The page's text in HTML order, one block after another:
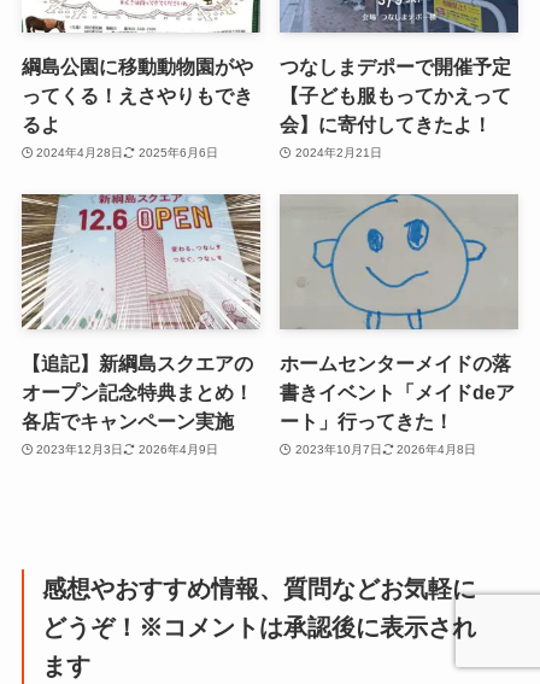
綱島公園に移動動物園がや
ってくる！えさやりもでき
るよ
2024年4月28日 2025年6月6日
つなしまデポーで開催予定
【子ども服もってかえって
会】に寄付してきたよ！
2024年2月21日
【追記】新綱島スクエアの
オープン記念特典まとめ！
各店でキャンペーン実施
2023年12月3日 2026年4月9日
ホームセンターメイドの落
書きイベント「メイドdeア
ート」行ってきた！
2023年10月7日 2026年4月8日
感想やおすすめ情報、質問などお気軽に
どうぞ！※コメントは承認後に表示され
ます